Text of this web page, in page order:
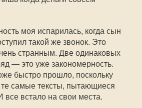
моя испарилась, когда сын
такой же звонок. Это
странным. Две одинаковых
— это уже закономерность.
быстро прошло, поскольку
самые тексты, пытающиеся
все встало на свои места.